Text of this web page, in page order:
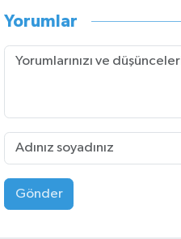
Yorumlar
Gönder